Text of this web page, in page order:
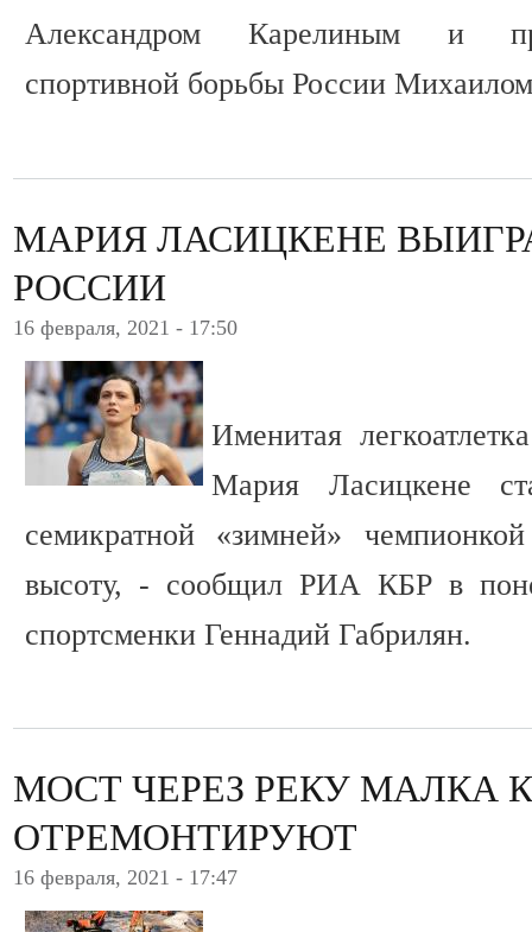
Александром Карелиным и
спортивной борьбы России
МАРИЯ ЛАСИЦКЕНЕ
РОССИИ
16 февраля, 2021 - 17:50
Именитая
Мария Ласицкене
семикратной «зимней»
высоту, - сообщил РИА КБР в
спортсменки Геннадий Габрилян.
МОСТ ЧЕРЕЗ РЕКУ МАЛКА
ОТРЕМОНТИРУЮТ
16 февраля, 2021 - 17:47